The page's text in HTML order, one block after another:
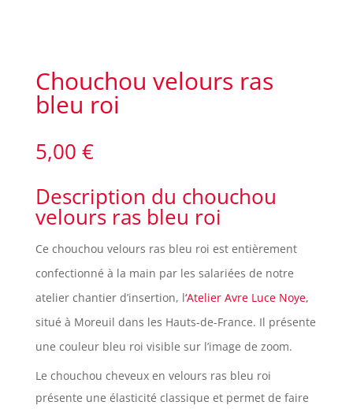
Chouchou velours ras
bleu roi
5,00 €
Description du chouchou
velours ras bleu roi
Ce chouchou velours ras bleu roi est entièrement
confectionné à la main par les salariées de notre
atelier chantier d’insertion, l‘Atelier Avre Luce Noye,
situé à Moreuil dans les Hauts-de-France. Il présente
une couleur bleu roi visible sur l’image de zoom.
Le chouchou cheveux en velours ras bleu roi
présente une élasticité classique et permet de faire